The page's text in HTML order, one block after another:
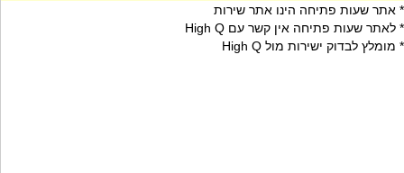
* אתר שעות פתיחה הינו אתר שירות
* לאתר שעות פתיחה אין קשר עם High Q
* מומלץ לבדוק ישירות מול High Q